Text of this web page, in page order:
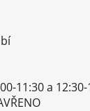
11:30 a 12:30-